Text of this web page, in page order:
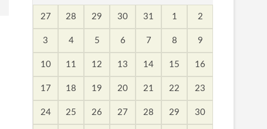
27 28 29 30 31 1 2
3 4 5 6 7 8 9
10 11 12 13 14 15 16
17 18 19 20 21 22 23
24 25 26 27 28 29 30